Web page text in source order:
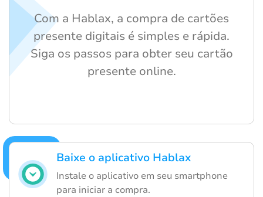
Baixe o aplicativo Hablax
Instale o aplicativo em seu smartphone
para iniciar a compra.
Com a Hablax, a compra de cartões
presente digitais é simples e rápida.
Siga os passos para obter seu cartão
presente online.